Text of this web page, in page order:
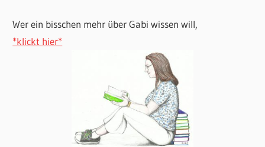
Wer ein bisschen mehr über Gabi wissen will,
*klickt hier*